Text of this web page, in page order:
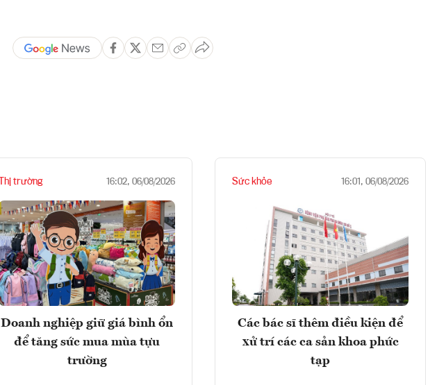
Thị trường 16:02, 06/08/2026
Doanh nghiệp giữ giá bình ổn
để tăng sức mua mùa tựu
trường
Sức khỏe 16:01, 06/08/2026
Các bác sĩ thêm điều kiện để
xử trí các ca sản khoa phức
tạp